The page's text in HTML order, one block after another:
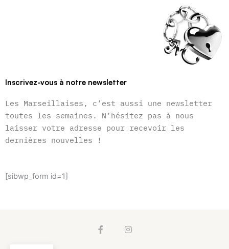
Inscrivez-vous à notre newsletter
Les Marseillaises, c’est aussi une newsletter
toutes les semaines. N’hésitez pas à nous
laisser votre adresse pour recevoir les
dernières nouvelles !
[sibwp_form id=1]
F
a
I